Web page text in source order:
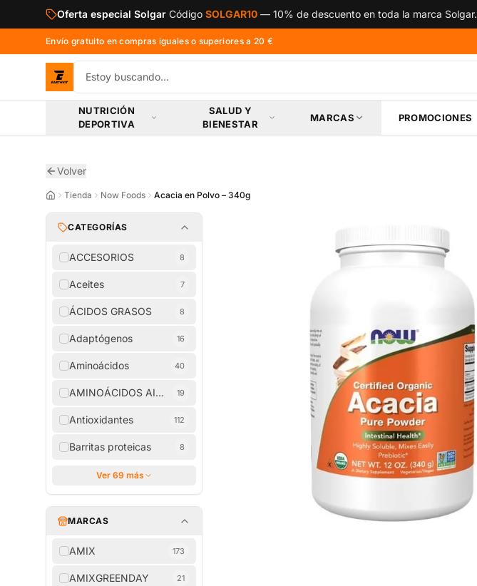
Saltar al contenido principal
Oferta especial Solgar Código SOLGAR10 — 10% de descuento en toda la marca Solgar.
Envío gratuito en compras iguales o superiores a 20 €
NUTRICIÓN
DEPORTIVA
SALUD Y
BIENESTAR
MARCAS PROMOCIONES
Volver
Tienda Now Foods Acacia en Polvo – 340g
CATEGORÍAS
ACCESORIOS 8
Aceites 7
ÁCIDOS GRASOS 8
Adaptógenos 16
Aminoácidos 40
AMINOÁCIDOS AISLADOS
19
Antioxidantes 112
Barritas proteicas 8
Ver 69 más
MARCAS
AMIX 173
AMIXGREENDAY 21